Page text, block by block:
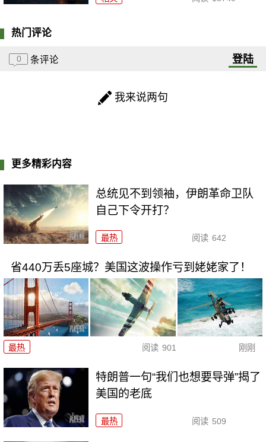
热门评论
0 条评论 登陆
我来说两句
更多精彩内容
总统见不到领袖，伊朗革命卫队
自己下令开打？
最热 阅读 642
省440万丢5座城？美国这波操作亏到姥姥家了！
最热 阅读 901 刚刚
特朗普一句“我们也想要导弹”揭了
美国的老底
最热 阅读 509